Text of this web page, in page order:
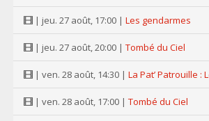
| jeu. 27 août, 17:00 | Les gendarmes
| jeu. 27 août, 20:00 | Tombé du Ciel
| ven. 28 août, 14:30 | La Pat’ Patrouille :
| ven. 28 août, 17:00 | Tombé du Ciel